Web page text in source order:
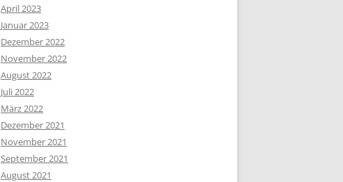
April 2023
Januar 2023
Dezember 2022
November 2022
August 2022
Juli 2022
März 2022
Dezember 2021
November 2021
September 2021
August 2021